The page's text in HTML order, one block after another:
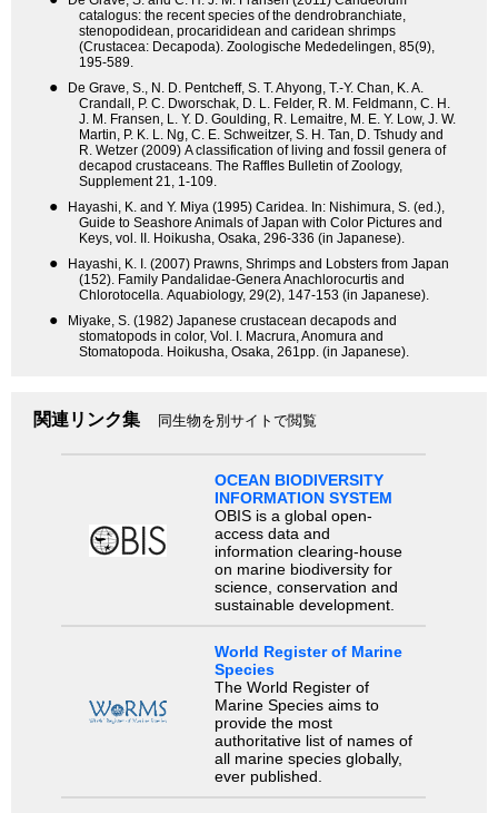
catalogus: the recent species of the dendrobranchiate,
stenopodidean, procarididean and caridean shrimps
(Crustacea: Decapoda). Zoologische Mededelingen, 85(9),
195-589.
●
De Grave, S., N. D. Pentcheff, S. T. Ahyong, T.-Y. Chan, K. A.
Crandall, P. C. Dworschak, D. L. Felder, R. M. Feldmann, C. H.
J. M. Fransen, L. Y. D. Goulding, R. Lemaitre, M. E. Y. Low, J. W.
Martin, P. K. L. Ng, C. E. Schweitzer, S. H. Tan, D. Tshudy and
R. Wetzer (2009) A classification of living and fossil genera of
decapod crustaceans. The Raffles Bulletin of Zoology,
Supplement 21, 1-109.
●
Hayashi, K. and Y. Miya (1995) Caridea. In: Nishimura, S. (ed.),
Guide to Seashore Animals of Japan with Color Pictures and
Keys, vol. II. Hoikusha, Osaka, 296-336 (in Japanese).
●
Hayashi, K. I. (2007) Prawns, Shrimps and Lobsters from Japan
(152). Family Pandalidae-Genera Anachlorocurtis and
Chlorotocella. Aquabiology, 29(2), 147-153 (in Japanese).
●
Miyake, S. (1982) Japanese crustacean decapods and
stomatopods in color, Vol. I. Macrura, Anomura and
Stomatopoda. Hoikusha, Osaka, 261pp. (in Japanese).
関連リンク集 同生物を別サイトで閲覧
OCEAN BIODIVERSITY
INFORMATION SYSTEM
OBIS is a global open-
access data and
information clearing-house
on marine biodiversity for
science, conservation and
sustainable development.
World Register of Marine
Species
The World Register of
Marine Species aims to
provide the most
authoritative list of names of
all marine species globally,
ever published.